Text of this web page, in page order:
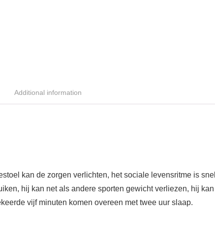
Additional information
kan de zorgen verlichten, het sociale levensritme is
hij kan net als andere sporten gewicht verliezen, hij
vijf minuten komen overeen met twee uur slaap.